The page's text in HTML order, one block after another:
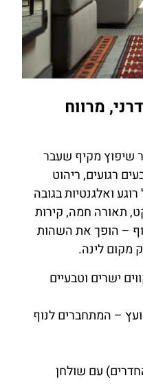
מרווח
שיפוץ מקיף שעבר
רגועים, ריהוט
ואלגנטיות בגובה
תאורה חמה, קירות
– הופך את השהות
מקום לינה.
ישרים וטבעיים
ועץ – המתחברים לנוף
עם שולחן